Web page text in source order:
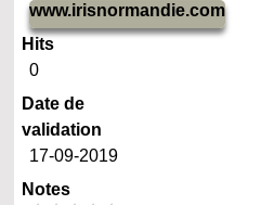
www.irisnormandie.com
Hits
0
Date de
validation
17-09-2019
Notes